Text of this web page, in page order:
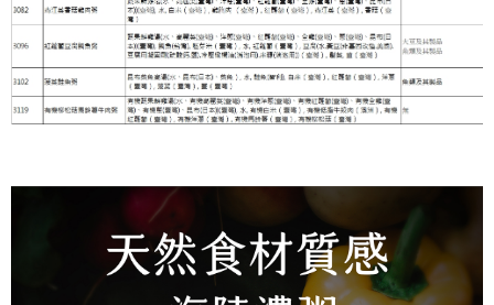
https://aftee.tw/terms/#terms3
３．未成年的使用者請事先徵得法定代理人或監護人之同意方可使用
「AFTEE先享後付」，若未經同意申辦者引起之損失，本公司不負相關責
任。
４．使用「AFTEE先享後付」時，將依據個別帳號之用戶狀況，依本公司即
時審查核予不同之上限額度；若仍有額度不足之情形，本公司將視審查結果
請求用戶進行身份認證。